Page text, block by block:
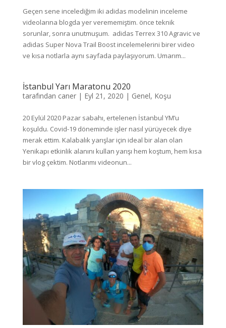
Geçen sene incelediğim iki adidas modelinin inceleme
videolarına blogda yer verememiştim. önce teknik
sorunlar, sonra unutmuşum. adidas Terrex 310 Agravic ve
adidas Super Nova Trail Boost incelemelerini birer video
ve kısa notlarla aynı sayfada paylaşıyorum. Umarım...
İstanbul Yarı Maratonu 2020
tarafından caner| Eyl 21, 2020 | Genel, Koşu
20 Eylül 2020 Pazar sabahı, ertelenen İstanbul YM’u
koşuldu. Covid-19 döneminde işler nasıl yürüyecek diye
merak ettim. Kalabalık yarışlar için ideal bir alan olan
Yenikapı etkinlik alanını kullan yarışı hem koştum, hem kısa
bir vlog çektim. Notlarımı videonun...